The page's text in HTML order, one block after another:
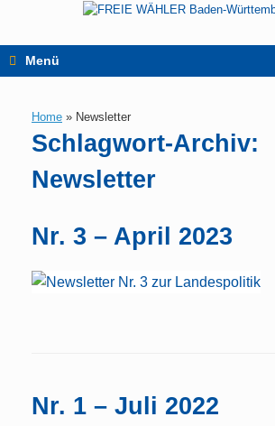
springen
Menü
Home » Newsletter
Schlagwort-Archiv:
Newsletter
Nr. 3 – April 2023
Nr. 1 – Juli 2022